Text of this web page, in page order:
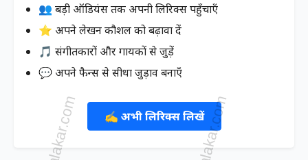
👥 बड़ी ऑडियंस तक अपनी लिरिक्स पहुँचाएँ
⭐ अपने लेखन कौशल को बढ़ावा दें
🎵 संगीतकारों और गायकों से जुड़ें
💬 अपने फैन्स से सीधा जुड़ाव बनाएँ
✍️ अभी लिरिक्स लिखें